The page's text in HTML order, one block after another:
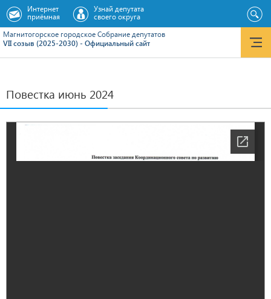
Магнитогорское городское Cобрание депутатов
VII созыв (2025-2030) - Официальный сайт
Интернет
приёмная
Узнай депутата
своего округа
Повестка июнь 2024